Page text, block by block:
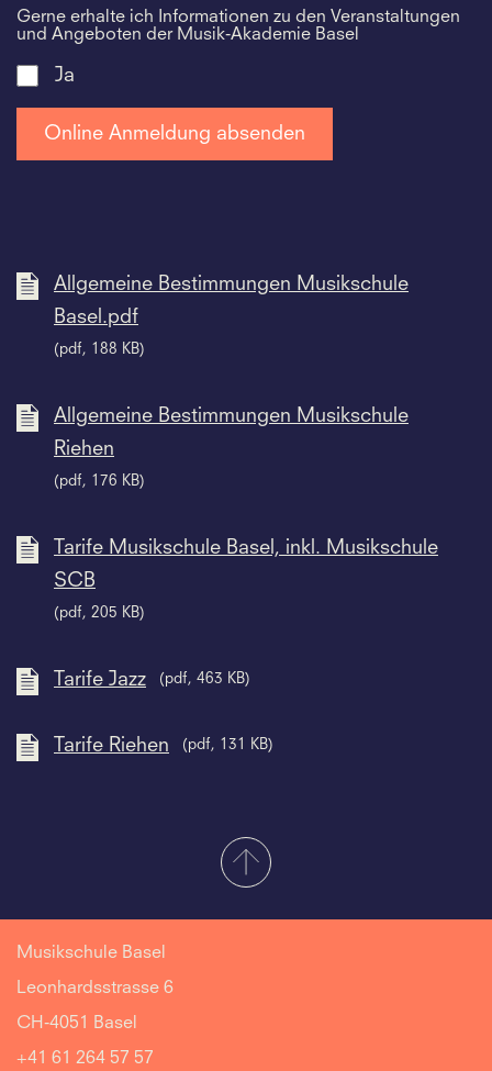
Gerne erhalte ich Informationen zu den Veranstaltungen
und Angeboten der Musik-Akademie Basel
Ja
Allgemeine Bestimmungen Musikschule
Basel.pdf
(pdf, 188 KB)
Allgemeine Bestimmungen Musikschule
Riehen
(pdf, 176 KB)
Tarife Musikschule Basel, inkl. Musikschule
SCB
(pdf, 205 KB)
Tarife Jazz (pdf, 463 KB)
Tarife Riehen (pdf, 131 KB)
Musikschule Basel
Leonhardsstrasse 6
CH-4051 Basel
+41 61 264 57 57